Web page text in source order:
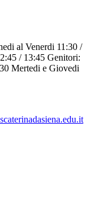
al Venerdi 11:30 /
/ 13:45 Genitori:
Mertedi e Giovedi